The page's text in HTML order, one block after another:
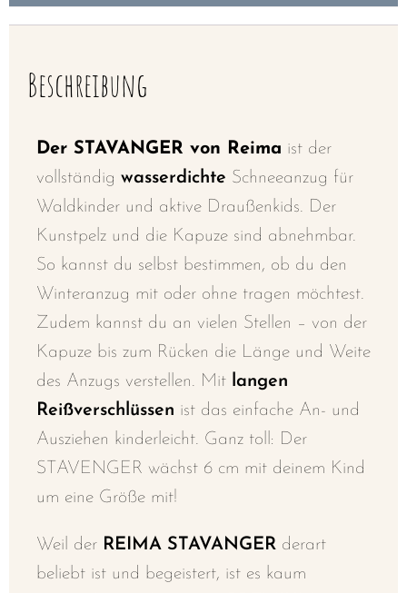
Beschreibung
Der STAVANGER von Reima ist der
vollständig wasserdichte Schneeanzug für
Waldkinder und aktive Draußenkids. Der
Kunstpelz und die Kapuze sind abnehmbar.
So kannst du selbst bestimmen, ob du den
Winteranzug mit oder ohne tragen möchtest.
Zudem kannst du an vielen Stellen – von der
Kapuze bis zum Rücken die Länge und Weite
des Anzugs verstellen. Mit langen
Reißverschlüssen ist das einfache An- und
Ausziehen kinderleicht. Ganz toll: Der
STAVENGER wächst 6 cm mit deinem Kind
um eine Größe mit!
Weil der REIMA STAVANGER derart
beliebt ist und begeistert, ist es kaum